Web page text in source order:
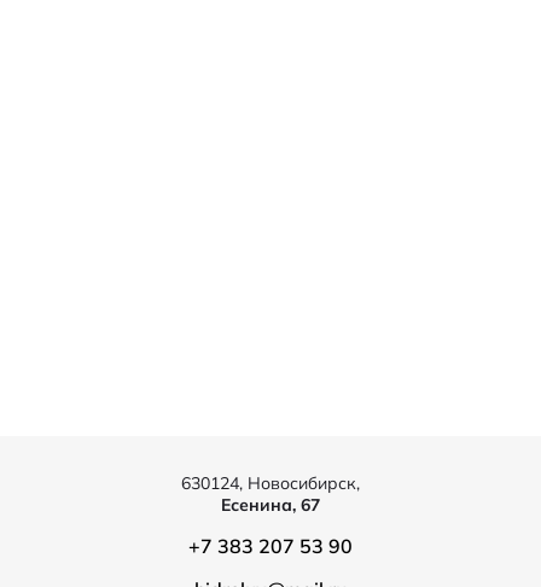
630124, Новосибирск,
Есенина, 67
+7 383 207 53 90